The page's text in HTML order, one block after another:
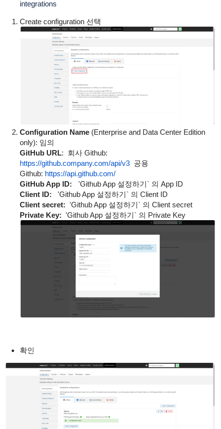
integrations
Create configuration 선택
Configuration Name (Enterprise and Data Center Edition
only): 임의
GitHub URL: 회사 Github:
https://github.company.com/api/v3공용
Github: https://api.github.com/
GitHub App ID:
'Github App 설정하기` 의 App ID
Client ID:
'Github App 설정하기` 의 Client ID
Client secret: 'Github App 설정하기` 의 Client secret
Private Key: 'Github App 설정하기` 의 Private Key
확인